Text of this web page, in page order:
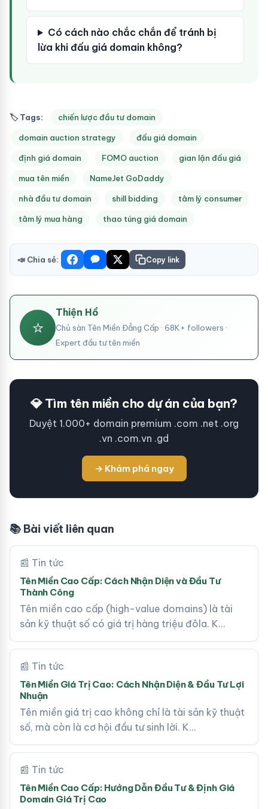
Có cách nào chắc chắn để tránh bị
lừa khi đấu giá domain không?
🏷 Tags: chiến lược đầu tư domain
domain auction strategy đấu giá domain
định giá domain FOMO auction gian lận đấu giá
mua tên miền NameJet GoDaddy
nhà đầu tư domain shill bidding tâm lý consumer
tâm lý mua hàng thao túng giá domain
📣 Chia sẻ: Copy link
⭐
Thiện Hồ
Chủ sàn Tên Miền Đẳng Cấp · 68K+ followers ·
Expert đầu tư tên miền
💎 Tìm tên miền cho dự án của bạn?
Duyệt 1.000+ domain premium .com .net .org
.vn .com.vn .gd
→ Khám phá ngay
📚 Bài viết liên quan
📰 Tin tức
Tên Miền Cao Cấp: Cách Nhận Diện và Đầu Tư
Thành Công
Tên miền cao cấp (high-value domains) là tài
sản kỹ thuật số có giá trị hàng triệu đôla. K…
📰 Tin tức
Tên Miền Giá Trị Cao: Cách Nhận Diện & Đầu Tư Lợi
Nhuận
Tên miền giá trị cao không chỉ là tài sản kỹ thuật
số, mà còn là cơ hội đầu tư sinh lời. K…
📰 Tin tức
Tên Miền Cao Cấp: Hướng Dẫn Đầu Tư & Định Giá
Domain Giá Trị Cao